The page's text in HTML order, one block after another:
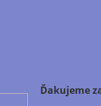
Ďakujeme